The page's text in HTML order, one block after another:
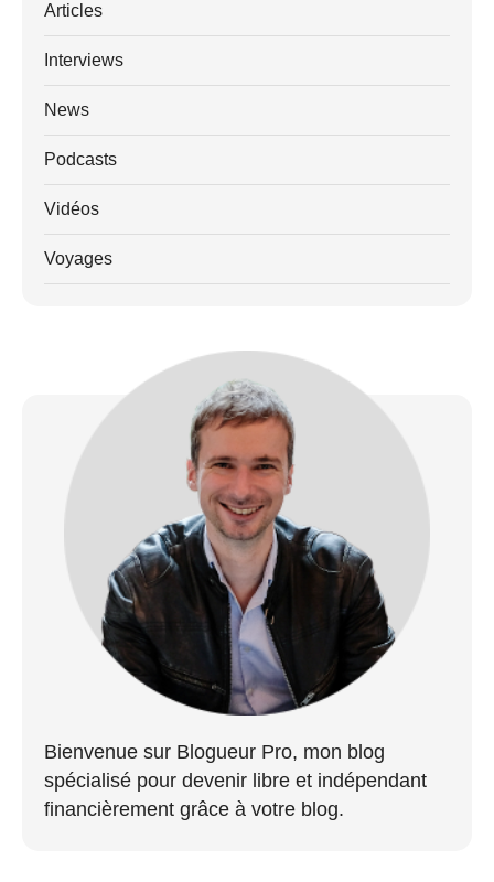
Articles
Interviews
News
Podcasts
Vidéos
Voyages
Bienvenue sur Blogueur Pro, mon blog
spécialisé pour devenir libre et indépendant
financièrement grâce à votre blog.